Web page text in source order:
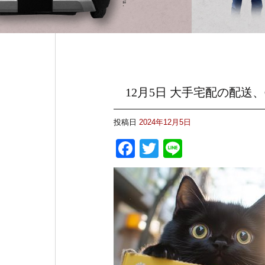
12月5日 大手宅配の配送
投稿日 2024年12月5日
F
a
c
e
b
o
T
wi
tt
er
n
e